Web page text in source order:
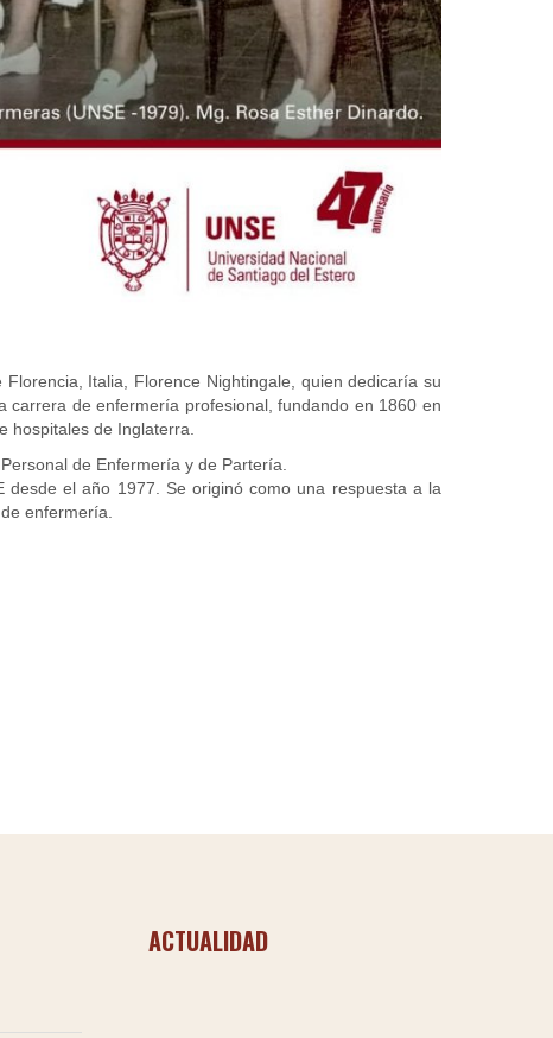
Italia, Florence Nightingale, quien dedicaría su
de enfermería profesional, fundando en 1860 en
hospitales de Inglaterra.
de Enfermería y de Partería.
el año 1977. Se originó como una respuesta a la
enfermería.
ACTUALIDAD